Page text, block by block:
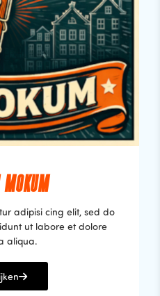
adipisi cing elit, sed do
ut labore et dolore
aliqua.